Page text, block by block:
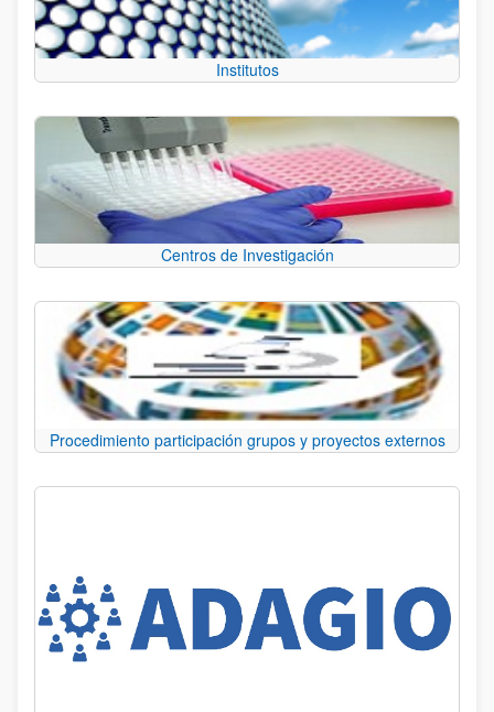
Institutos
Centros de Investigación
Procedimiento participación grupos y proyectos externos